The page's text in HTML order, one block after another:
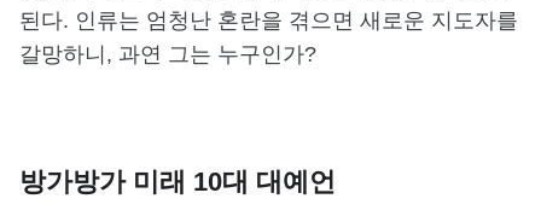
된다. 인류는 엄청난 혼란을 겪으면 새로운 지도자를
갈망하니, 과연 그는 누구인가?
방가방가 미래 10대 대예언